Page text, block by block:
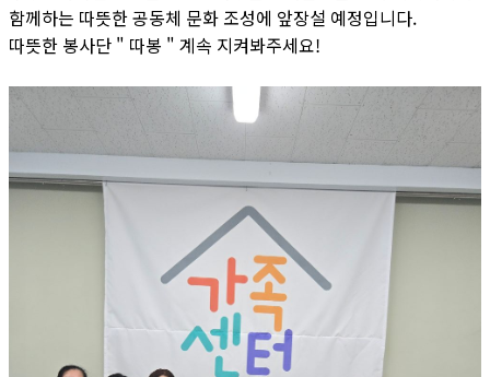
함께하는 따뜻한 공동체 문화 조성에 앞장설 예정입니다.
따뜻한 봉사단 " 따봉 " 계속 지켜봐주세요!